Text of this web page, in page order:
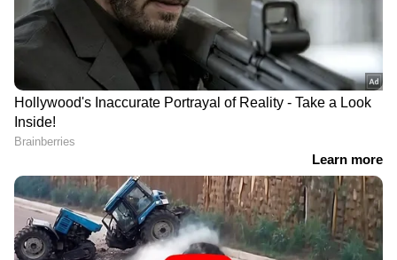
അനുഭവിക്കാൻAsianet News Malayalam